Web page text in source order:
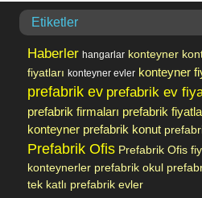
Etiketler
Haberler hangarlar konteyner
fiyatları konteyner evler konteyner
prefabrik ev prefabrik ev
prefabrik firmaları prefabrik
konteyner prefabrik konut
Prefabrik Ofis Prefabrik Ofis
konteynerler prefabrik okul
tek katlı prefabrik evler